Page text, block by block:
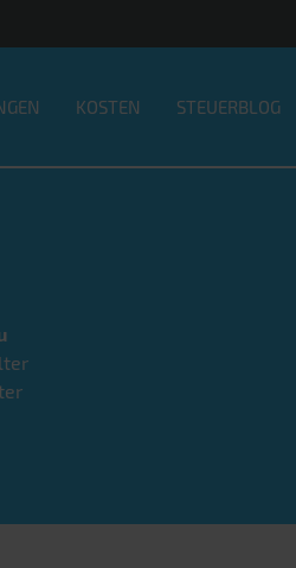
KOSTEN STEUERBLOG